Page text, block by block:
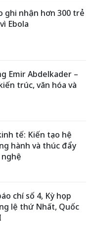
ghi nhận hơn 300 trẻ
Ebola
Emir Abdelkader –
trúc, văn hóa và
tế: Kiến tạo hệ
hành và thúc đẩy
chí số 4, Kỳ họp
lệ thứ Nhất, Quốc